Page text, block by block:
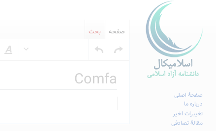
Comfa
ناوبری
جستجو
صفحه بحث
صفحهٔ اصلی
درباره ما
تغییرات اخیر
مقالهٔ تصادفی